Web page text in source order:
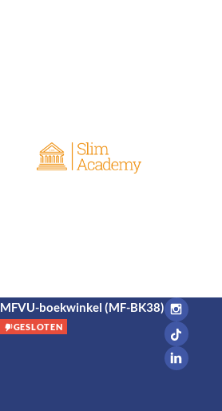
MFVU-boekwinkel (MF-BK38)
GESLOTEN